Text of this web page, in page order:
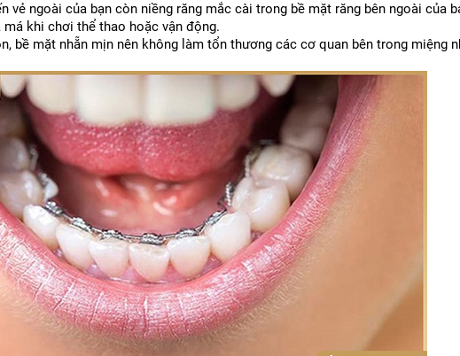
vẻ ngoài của bạn còn niềng răng mắc cài trong bề mặt răng bên ngoài của
khi chơi thể thao hoặc vận động.
bề mặt nhẵn mịn nên không làm tổn thương các cơ quan bên trong miệng